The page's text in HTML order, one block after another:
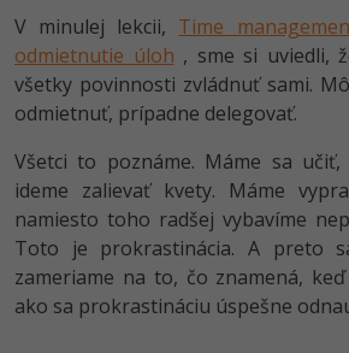
Java -80%
C# .NET -80%
Python -80%
JavaScript -80%
PHP -80%
Kurzy e-commerce
Testovanie softvéru
Marketing -30%
WordPress
SEO -30%
UX
V minulej lekcii, Time
odmietnutie úloh , sme si uviedli,
všetky povinnosti zvládnuť sami.
odmietnuť, prípadne delegovať.
Všetci to poznáme. Máme sa
ideme zalievať kvety. Máme
namiesto toho radšej vybavíme
Toto je prokrastinácia. A preto
zameriame na to, čo znamená,
ako sa prokrastináciu úspešne